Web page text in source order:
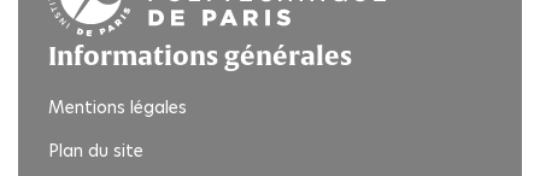
Informations générales
Mentions légales
Plan du site